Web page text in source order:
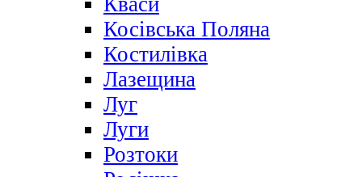
Косівська Поляна
Костилівка
Лазещина
Луг
Луги
Розтоки